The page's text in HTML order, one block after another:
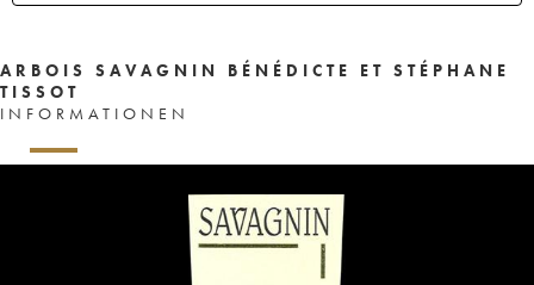
ARBOIS SAVAGNIN BÉNÉDICTE ET STÉPHANE
TISSOT
INFORMATIONEN